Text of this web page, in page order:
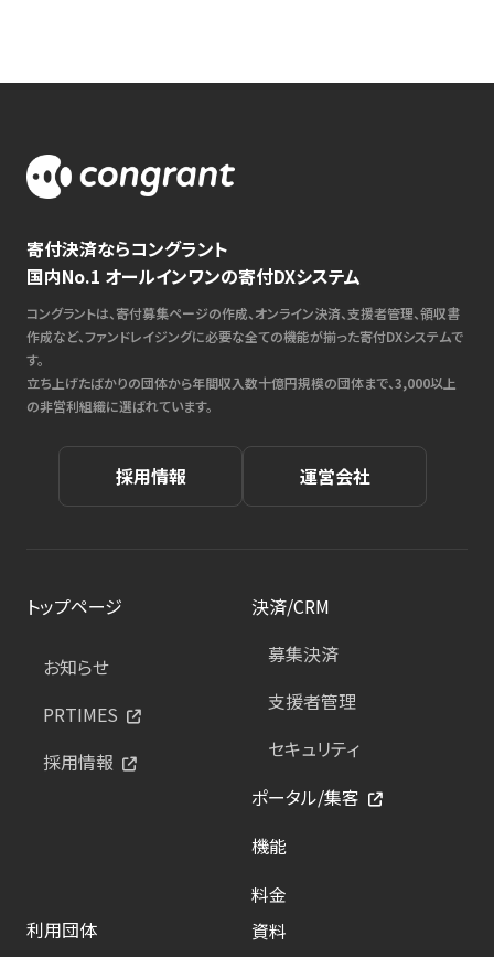
寄付決済ならコングラント
国内No.1 オールインワンの寄付DXシステム
コングラントは、寄付募集ページの作成、オンライン決済、支援者管理、領収書
作成など、ファンドレイジングに必要な全ての機能が揃った寄付DXシステムで
す。
立ち上げたばかりの団体から年間収入数十億円規模の団体まで、3,000以上
の非営利組織に選ばれています。
採用情報 運営会社
トップページ
お知らせ
PRTIMES
採用情報
決済/CRM
募集決済
支援者管理
セキュリティ
ポータル/集客
機能
料金
利用団体
資料